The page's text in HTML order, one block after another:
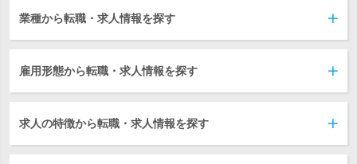
業種から転職・求人情報を探す
雇用形態から転職・求人情報を探す
求人の特徴から転職・求人情報を探す